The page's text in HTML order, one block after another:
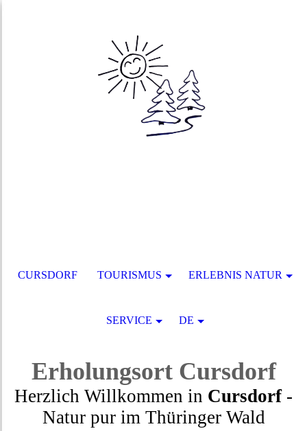
ErholungsortCursdorf
Herzlich Willkommen in Cursdorf-
Natur purim Thüringer Wald
CURSDORF TOURISMUS ERLEBNIS NATUR
SERVICE DE